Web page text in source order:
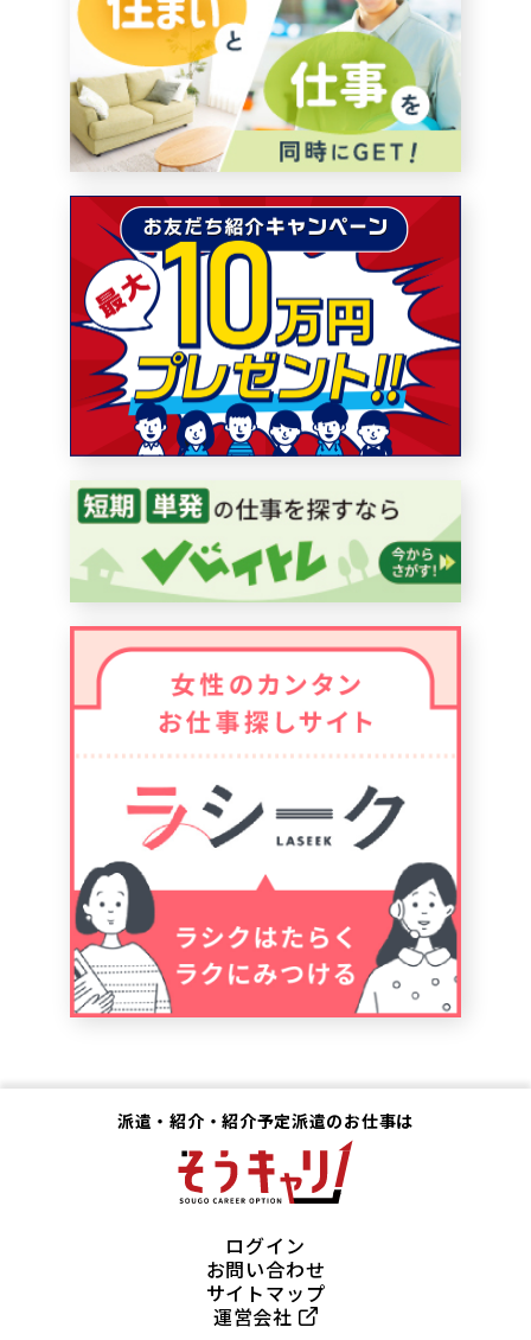
派遣・紹介・紹介予定派遣のお仕事は
ログイン
お問い合わせ
サイトマップ
運営会社